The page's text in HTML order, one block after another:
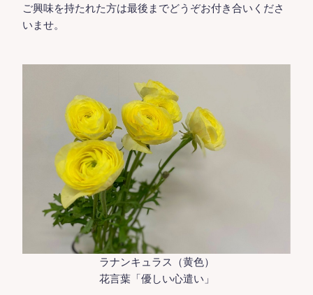
ご興味を持たれた方は最後までどうぞお付き合いくださ
いませ。
ラナンキュラス（黄色）
花言葉「優しい心遣い」